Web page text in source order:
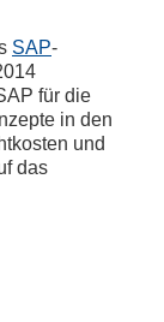
SAP-
für die
in den
und
das